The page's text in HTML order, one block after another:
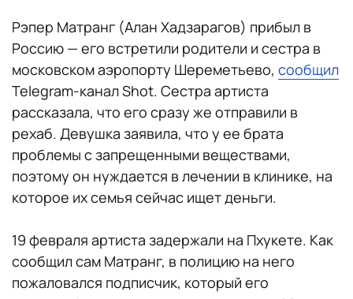
Рэпер Матранг (Алан Хадзарагов) прибыл в
Россию — его встретили родители и сестра в
московском аэропорту Шереметьево, сообщил
Telegram-канал Shot. Сестра артиста
рассказала, что его сразу же отправили в
рехаб. Девушка заявила, что у ее брата
проблемы с запрещенными веществами,
поэтому он нуждается в лечении в клинике, на
которое их семья сейчас ищет деньги.
19 февраля артиста задержали на Пхукете. Как
сообщил сам Матранг, в полицию на него
пожаловался подписчик, который его